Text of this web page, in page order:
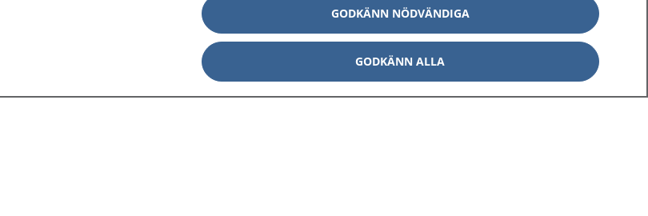
Other languages
Lättläst svenska
E-tjänster
Aktuellt
Digital tillgänglighet
GODKÄNN NÖDVÄNDIGA
GODKÄNN ALLA